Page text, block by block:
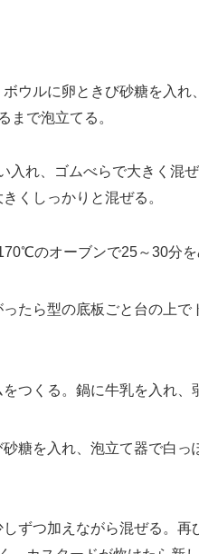
ウルに卵ときび砂糖を入れ
まで泡立てる。
入れ、ゴムべらで大きく混
くしっかりと混ぜる。
のオーブンで25～30分を
たら型の底板ごと台の上で
つくる。鍋に牛乳を入れ、
糖を入れ、泡立て器で白っ
しずつ加えながら混ぜる。